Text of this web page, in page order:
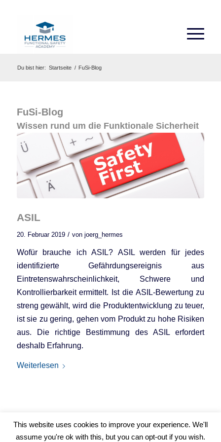
Du bist hier: Startseite / FuSi-Blog
FuSi-Blog
Wissen rund um die Funktionale Sicherheit
ASIL
20. Februar 2019 / von joerg_hermes
Wofür brauche ich ASIL? ASIL werden für jedes
identifizierte Gefährdungsereignis aus
Eintretenswahrscheinlichkeit, Schwere und
Kontrollierbarkeit ermittelt. Ist die ASIL-Bewertung zu
streng gewählt, wird die Produktentwicklung zu teuer,
ist sie zu gering, gehen vom Produkt zu hohe Risiken
aus. Die richtige Bestimmung des ASIL erfordert
deshalb Erfahrung.
Weiterlesen
This website uses cookies to improve your experience. We'll
assume you're ok with this, but you can opt-out if you wish.